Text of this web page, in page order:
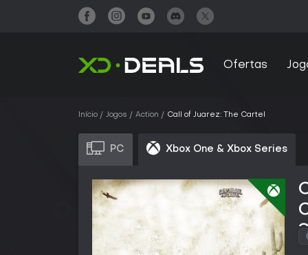
Ofertas
Início Jogos Action Call of Juarez: The Cartel
PC Xbox One & Xbox Series